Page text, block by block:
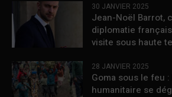
30 JANVIER 2025
Jean-Noël Barrot,
diplomatie
visite sous haute
28 JANVIER 2025
Goma sous le feu
humanitaire se